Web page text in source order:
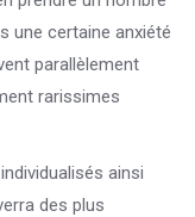
une certaine anxiété
parallèlement
rarissimes
ainsi
des plus